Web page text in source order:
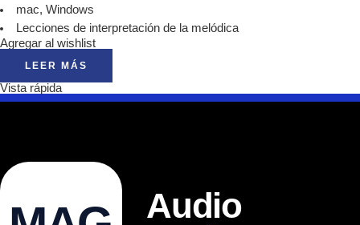
mac, Windows
Lecciones de interpretación de la melódica
Agregar al wishlist
LEER MÁS
Vista rápida
Audio